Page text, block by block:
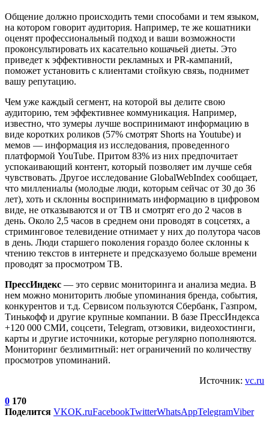
Общение должно происходить теми способами и тем языком,
на котором говорит аудитория. Например, те же кошатники
оценят профессиональный подход и ваши возможности
проконсультировать их касательно кошачьей диеты. Это
приведет к эффективности рекламных и PR-кампаний,
поможет установить с клиентами стойкую связь, поднимет
вашу репутацию.
Чем уже каждый сегмент, на которой вы делите свою
аудиторию, тем эффективнее коммуникация. Например,
известно, что зумеры лучше воспринимают информацию в
виде коротких роликов (57% смотрят Shorts на Youtube) и
мемов — информация из исследования, проведенного
платформой YouTube. Притом 83% из них предпочитает
успокаивающий контент, который позволяет им лучше себя
чувствовать. Другое исследование GlobalWebIndex сообщает,
что миллениалы (молодые люди, которым сейчас от 30 до 36
лет), хоть и склонны воспринимать информацию в цифровом
виде, не отказываются и от ТВ и смотрят его до 2 часов в
день. Около 2,5 часов в среднем они проводят в соцсетях, а
стриминговое телевидение отнимает у них до полутора часов
в день. Люди старшего поколения гораздо более склонны к
чтению текстов в интернете и предсказуемо больше времени
проводят за просмотром ТВ.
ПрессИндекс — это сервис мониторинга и анализа медиа. В
нем можно мониторить любые упоминания бренда, события,
конкурентов и т.д. Сервисом пользуются Сбербанк, Газпром,
Тинькофф и другие крупные компании. В базе ПрессИндекса
+120 000 СМИ, соцсети, Telegram, отзовики, видеохостинги,
карты и другие источники, которые регулярно пополняются.
Мониторинг безлимитный: нет ограничений по количеству
просмотров упоминаний.
Источник: vc.ru
0 170
Поделится VKOK.ruFacebookTwitterWhatsAppTelegramViber